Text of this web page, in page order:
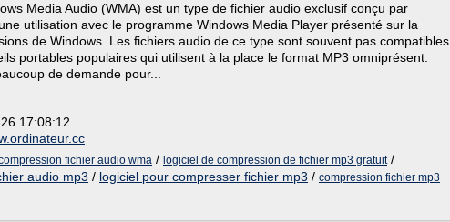
Media Audio (WMA) est un type de fichier audio exclusif conçu par
utilisation avec le programme Windows Media Player présenté sur la
de Windows. Les fichiers audio de ce type sont souvent pas compatibles
portables populaires qui utilisent à la place le format MP3 omniprésent.
de demande pour...
17:08:12
fichier audio wma / logiciel de compression de fichier mp3 gratuit/
audio mp3 / logiciel pour compresser fichier mp3 / compression fichier mp3